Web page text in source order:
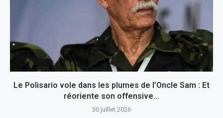
Le Polisario vole dans les plumes de l’Oncle Sam : Et
réoriente son offensive...
30 juillet 2026